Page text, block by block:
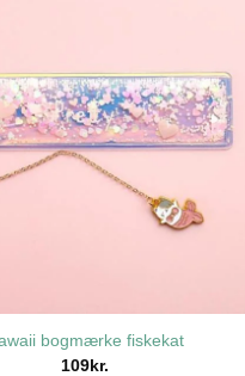
bogmærke fiskekat
109kr.